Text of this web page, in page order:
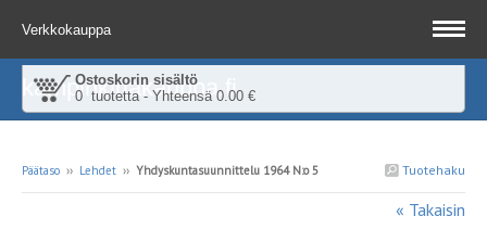
Verkkokauppa
Ostoskorin sisältö
0 tuotetta - Yhteensä 0.00 €
kampinkirjakauppa.fi
Tuotehaku
Päätaso ›› Lehdet ›› Yhdyskuntasuunnittelu 1964 N:o 5
« Takaisin